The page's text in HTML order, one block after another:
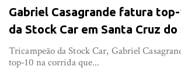
Gabriel Casagrande fatura
da Stock Car em Santa Cruz do
Tricampeão da Stock Car, Gabriel
top-10 na corrida que...